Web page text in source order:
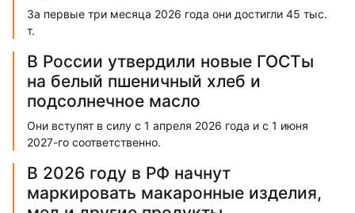
За первые три месяца 2026 года они достигли 45 тыс.
т.
В России утвердили новые ГОСТы
на белый пшеничный хлеб и
подсолнечное масло
Они вступят в силу с 1 апреля 2026 года и с 1 июня
2027-го соответственно.
В 2026 году в РФ начнут
маркировать макаронные изделия,